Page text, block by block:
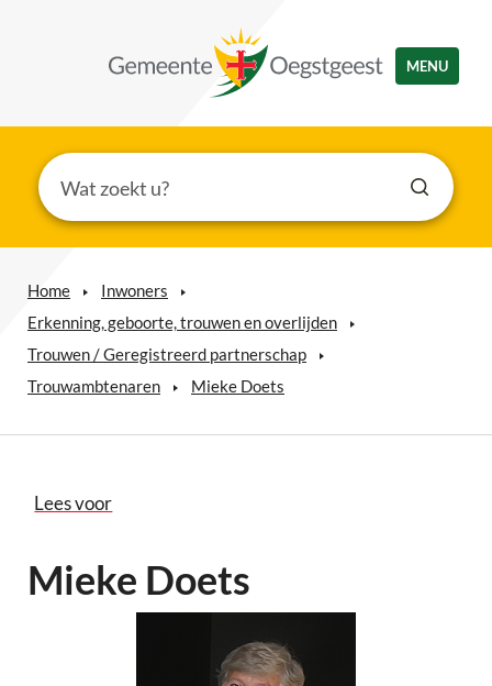
MENU
Home
Inwoners
Erkenning, geboorte, trouwen en overlijden
Trouwen / Geregistreerd partnerschap
Trouwambtenaren
Mieke Doets
Lees voor
Mieke Doets